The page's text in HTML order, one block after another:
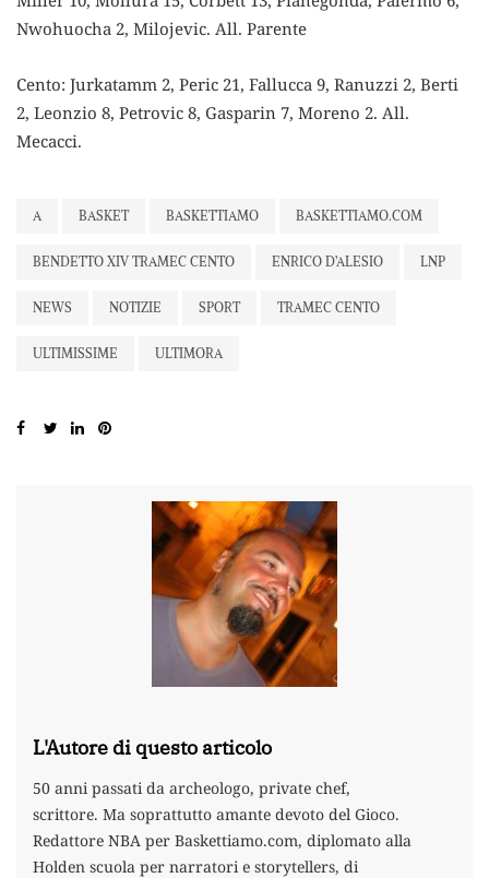
Nwohuocha 2, Milojevic. All. Parente
Cento: Jurkatamm 2, Peric 21, Fallucca 9, Ranuzzi 2, Berti
2, Leonzio 8, Petrovic 8, Gasparin 7, Moreno 2. All.
Mecacci.
A BASKET BASKETTIAMO BASKETTIAMO.COM
BENDETTO XIV TRAMEC CENTO ENRICO D’ALESIO LNP
NEWS NOTIZIE SPORT TRAMEC CENTO
ULTIMISSIME ULTIMORA
L'Autore di questo articolo
50 anni passati da archeologo, private chef,
scrittore. Ma soprattutto amante devoto del Gioco.
Redattore NBA per Baskettiamo.com, diplomato alla
Holden scuola per narratori e storytellers, di